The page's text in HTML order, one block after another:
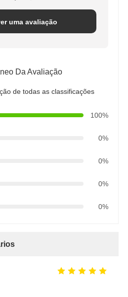
uma avaliação
Da Avaliação
de todas as classificações
100%
0%
0%
0%
0%